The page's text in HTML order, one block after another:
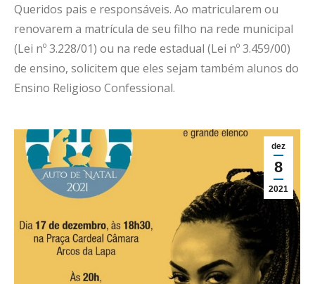
Queridos pais e responsáveis. Ao matricularem ou
renovarem a matrícula de seu filho na rede municipal
(Lei nº 3.228/01) ou na rede estadual (Lei nº 3.459/00)
de ensino, solicitem que eles sejam também alunos do
Ensino Religioso Confessional.
dez
8
2021